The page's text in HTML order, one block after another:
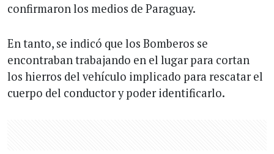
confirmaron los medios de Paraguay.
En tanto, se indicó que los Bomberos se
encontraban trabajando en el lugar para cortan
los hierros del vehículo implicado para rescatar el
cuerpo del conductor y poder identificarlo.